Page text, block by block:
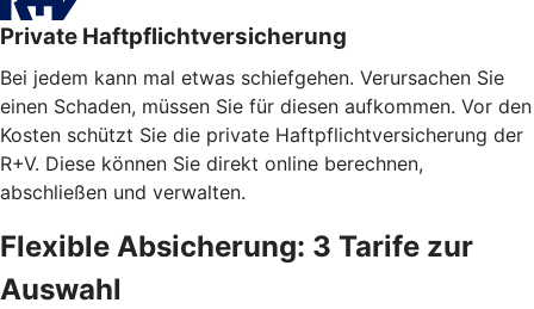
Private Haftpflichtversicherung
Bei jedem kann mal etwas schiefgehen. Verursachen Sie
einen Schaden, müssen Sie für diesen aufkommen. Vor den
Kosten schützt Sie die private Haftpflichtversicherung der
R+V. Diese können Sie direkt online berechnen,
abschließen und verwalten.
Flexible Absicherung: 3 Tarife zur
Auswahl